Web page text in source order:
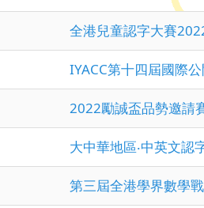
全港兒童認字大賽
IYACC第十四屆國際
2022勵誠盃品勢邀請
大中華地區‧中英文認
第三屆全港學界數學